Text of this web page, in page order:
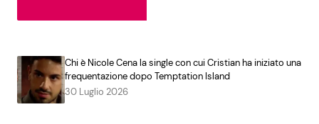
Chi è Nicole Cena la single con cui Cristian ha iniziato una
frequentazione dopo Temptation Island
30 Luglio 2026